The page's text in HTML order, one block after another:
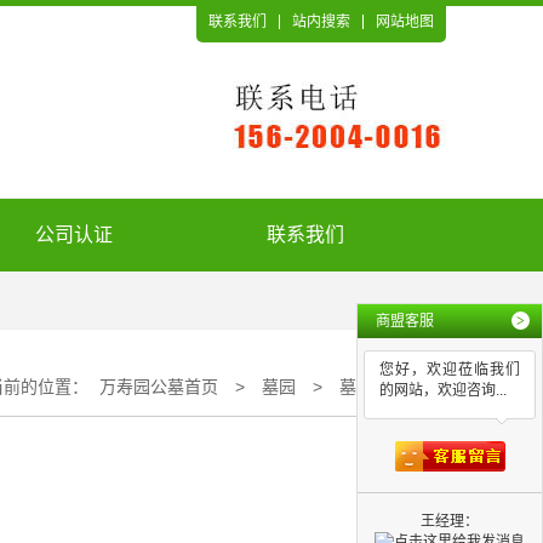
联系我们 站内搜索 网站地图
公司认证 联系我们
的位置： 万寿园公墓首页 > 墓园 > 墓园电话
商盟客服 >
您好，欢迎莅临我们
的网站，欢迎咨询...
王经理：